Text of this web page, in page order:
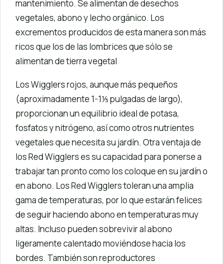
mantenimiento. Se alimentan de desechos
vegetales, abono y lecho orgánico. Los
excrementos producidos de esta manera son más
ricos que los de las lombrices que sólo se
alimentan de tierra vegetal
Los Wigglers rojos, aunque más pequeños
(aproximadamente 1-1⅕ pulgadas de largo),
proporcionan un equilibrio ideal de potasa,
fosfatos y nitrógeno, así como otros nutrientes
vegetales que necesita su jardín. Otra ventaja de
los Red Wigglers es su capacidad para ponerse a
trabajar tan pronto como los coloque en su jardín o
en abono. Los Red Wigglers toleran una amplia
gama de temperaturas, por lo que estarán felices
de seguir haciendo abono en temperaturas muy
altas. Incluso pueden sobrevivir al abono
ligeramente calentado moviéndose hacia los
bordes. También son reproductores